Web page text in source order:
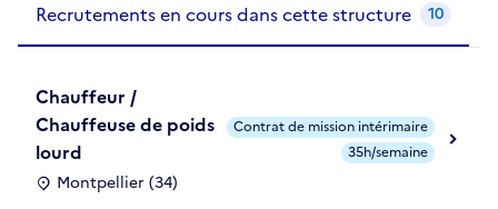
Recrutements en cours dans cette structure 10
Chauffeur /
Chauffeuse de poids
lourd
Montpellier (34)
Contrat de mission intérimaire
35h/semaine